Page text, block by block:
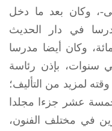
، وكان بعد ما دخل
في دار الحديث
وكان أيضا مدرسا
سنوات، بإذن رئاسة
لمزيد من التأليف؛
عشر جزءا مجلدا
في مختلف الفنون،